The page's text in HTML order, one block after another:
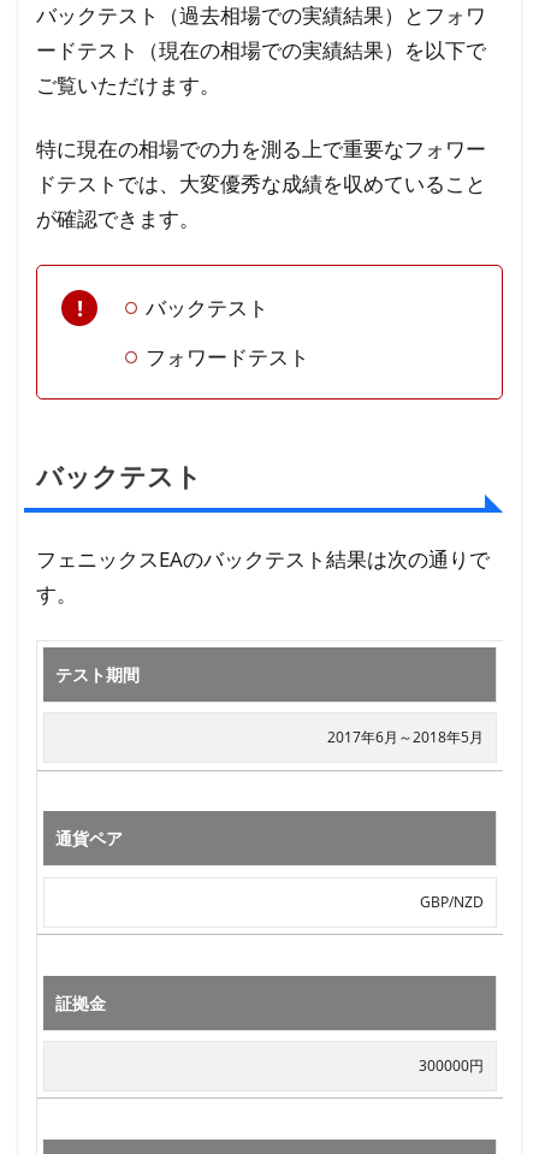
バックテスト（過去相場での実績結果）とフォワ
ードテスト（現在の相場での実績結果）を以下で
ご覧いただけます。
特に現在の相場での力を測る上で重要なフォワー
ドテストでは、大変優秀な成績を収めていること
が確認できます。
バックテスト
フォワードテスト
バックテスト
フェニックスEAのバックテスト結果は次の通りで
す。
テスト期間
2017年6月～2018年5月
通貨ペア
GBP/NZD
証拠金
300000円